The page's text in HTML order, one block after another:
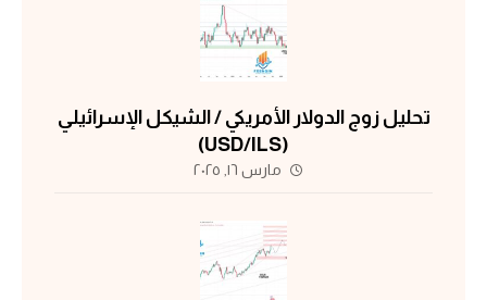
تحليل زوج الدولار الأمريكي / الشيكل الإسرائيلي
(USD/ILS)
مارس ١٦, ٢٠٢٥